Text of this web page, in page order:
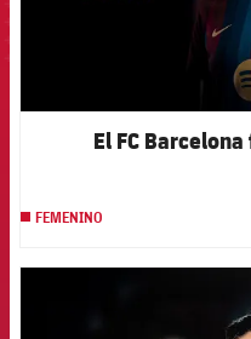
El FC
FEMENINO